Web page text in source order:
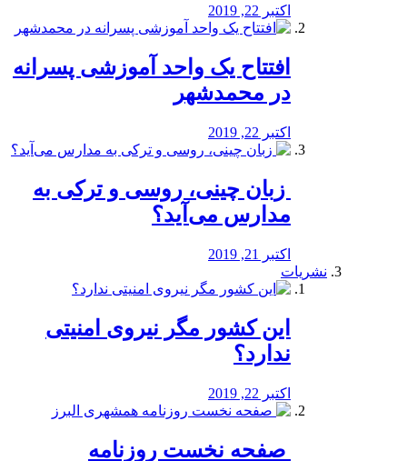
اکتبر 22, 2019
افتتاح یک واحد آموزشی پسرانه
در محمدشهر
اکتبر 22, 2019
️ زبان چینی، روسی و ترکی به
مدارس می‌آید؟
اکتبر 21, 2019
نشریات
این کشور مگر نیروی امنیتی
ندارد؟
اکتبر 22, 2019
️ صفحه نخست روزنامه‌